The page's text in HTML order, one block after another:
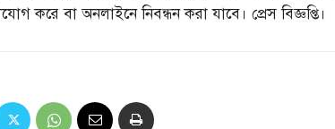
করে বা অনলাইনে নিবন্ধন করা যাবে। প্রেস বিজ্ঞপ্তি।